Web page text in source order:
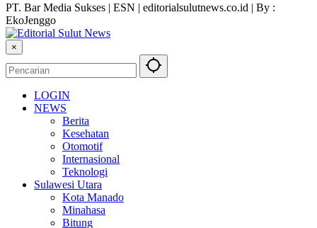
PT. Bar Media Sukses | ESN | editorialsulutnews.co.id | By :
EkoJenggo
×
LOGIN
NEWS
Berita
Kesehatan
Otomotif
Internasional
Teknologi
Sulawesi Utara
Kota Manado
Minahasa
Bitung